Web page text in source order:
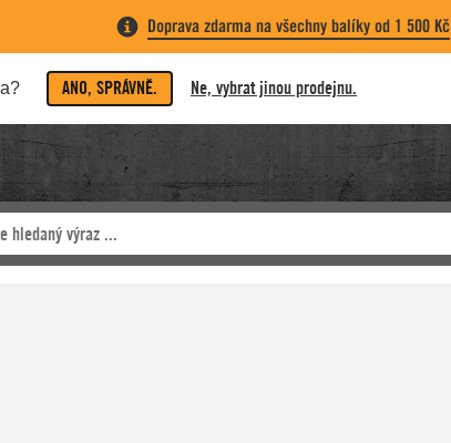
Doprava zdarma na všechny balíky od 1 500 Kč
ANO, SPRÁVNĚ. Ne, vybrat jinou prodejnu.